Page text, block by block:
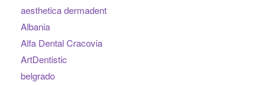
aesthetica dermadent
Albania
Alfa Dental Cracovia
ArtDentistic
belgrado